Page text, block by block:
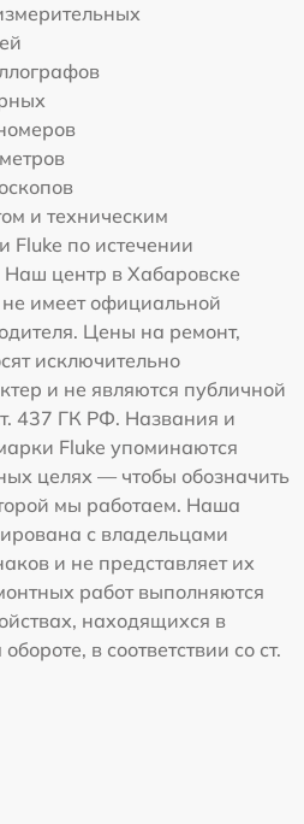
и техническим
Fluke по истечении
центр в Хабаровске
имеет официальной
Цены на ремонт,
исключительно
и не являются публичной
437 ГК РФ. Названия и
Fluke упоминаются
целях — чтобы обозначить
мы работаем. Наша
с владельцами
и не представляет их
работ выполняются
находящихся в
в соответствии со ст.